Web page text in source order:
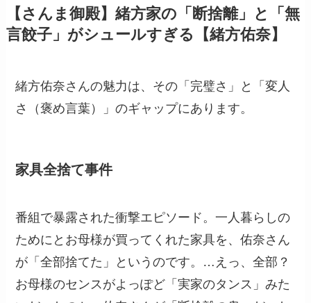
【さんま御殿】緒方家の「断捨離」と「無
言餃子」がシュールすぎる【緒方佑奈】
緒方佑奈さんの魅力は、その「完璧さ」と「変人
さ（褒め言葉）」のギャップにあります。
家具全捨て事件
番組で暴露された衝撃エピソード。一人暮らしの
ためにとお母様が買ってくれた家具を、佑奈さん
が「全部捨てた」というのです。…えっ、全部？
お母様のセンスがよっぽど「実家のタンス」みた